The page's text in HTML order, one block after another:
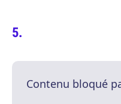
Contenu bloqué